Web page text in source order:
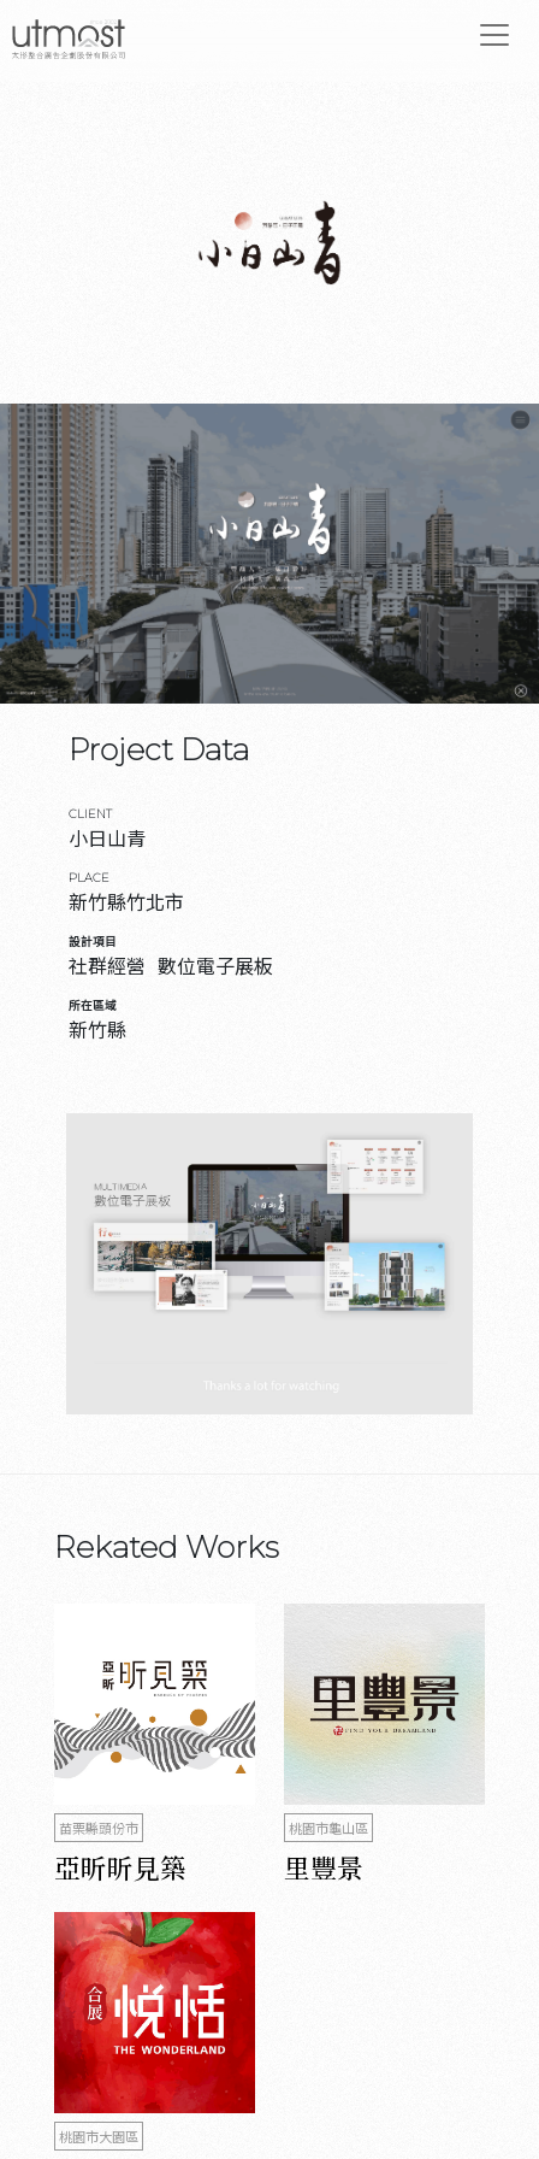
Project Data
CLIENT
小日山青
PLACE
新竹縣竹北市
設計項目
社群經營 數位電子展板
所在區域
新竹縣
Rekated Works
苗栗縣頭份市
亞昕昕見築
桃園市龜山區
里豐景
桃園市大園區